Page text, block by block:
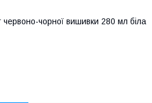
чорної вишивки 280 мл біла